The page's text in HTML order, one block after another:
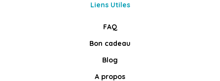
Liens Utiles
FAQ
Bon cadeau
Blog
A propos